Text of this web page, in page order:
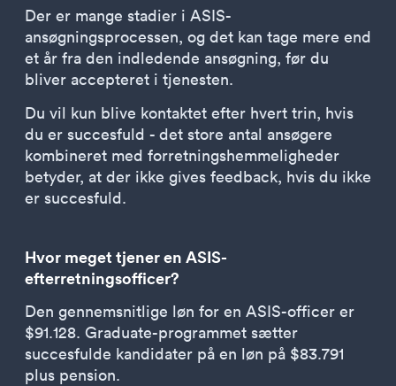
Der er mange stadier i ASIS-
ansøgningsprocessen, og det kan tage mere end
et år fra den indledende ansøgning, før du
bliver accepteret i tjenesten.
Du vil kun blive kontaktet efter hvert trin, hvis
du er succesfuld - det store antal ansøgere
kombineret med forretningshemmeligheder
betyder, at der ikke gives feedback, hvis du ikke
er succesfuld.
Hvor meget tjener en ASIS-
efterretningsofficer?
Den gennemsnitlige løn for en ASIS-officer er
$91.128. Graduate-programmet sætter
succesfulde kandidater på en løn på $83.791
plus pension.